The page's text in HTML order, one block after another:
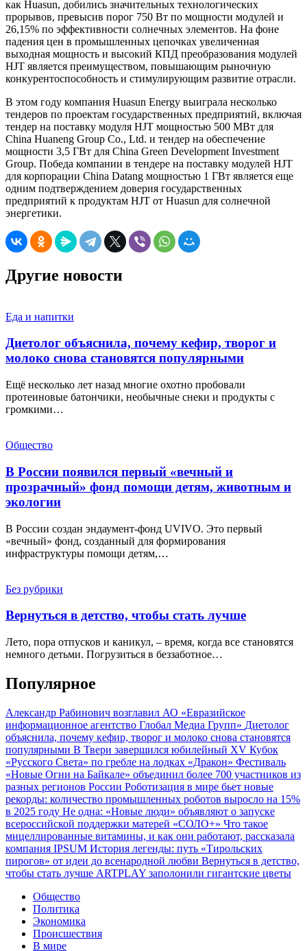
как Huasun, добились значительных технологических
прорывов, превысив порог 750 Вт по мощности модулей и
26,15% по эффективности солнечных элементов. На фоне
падения цен в промышленных цепочках увеличенная
выходная мощность и высокий КПД преобразования модулей
HJT является преимуществом, повышающим рыночную
конкурентоспособность и стимулирующим развитие отрасли.
В этом году компания Huasun Energy выиграла несколько
тендеров по проектам государственных предприятий, включая
тендер на поставку модуля HJT мощностью 500 МВт для
China Huaneng Group Co., Ltd. и тендер на обеспечение
мощности 3,5 ГВт для China Green Development Investment
Group. Победа компании в тендере на поставку модулей HJT
для корпорации China Datang мощностью 1 ГВт является еще
одним подтверждением доверия государственных
предприятий к продуктам HJT от Huasun для солнечной
энергетики.
Другие новости
Еда и напитки
Диетолог объяснила, почему кефир, творог и
молоко снова становятся популярными
Ещё несколько лет назад многие охотно пробовали
протеиновые батончики, необычные снеки и продукты с
громкими…
Общество
В России появился первый «вечный и
прозрачный» фонд помощи детям, животным и
экологии
В России создан эндаумент-фонд UVIVO. Это первый
«вечный» фонд, созданный для формирования
инфраструктуры помощи детям,…
Без рубрики
Вернуться в детство, чтобы стать лучше
Лето, пора отпусков и каникул, – время, когда все становятся
немного детьми. Погрузиться в беззаботное…
Популярное
Александр Рабинович возглавил АО «Евразийское
информационное агентство Глобал Медиа Групп» Диетолог
объяснила, почему кефир, творог и молоко снова становятся
популярными В Твери завершился юбилейный XV Кубок
«Русского Света» по гребле на лодках «Дракон» Фестиваль
«Новые Огни на Байкале» объединил более 700 участников из
разных регионов России Роботизация в мире бьет новые
рекорды: количество промышленных роботов выросло на 15%
в 2025 году Не одна: «Новые люди» объявляют о запуске
всероссийской поддержки матерей «СОЛО+» Что такое
мицеллированные витамины, и как они работают, рассказала
компания IPSUM История легенды: путь «Тирольских
пирогов» от идеи до всенародной любви Вернуться в детство,
чтобы стать лучше ARTPLAY заполонили гигантские цветы
Общество
Политика
Экономика
Происшествия
В мире